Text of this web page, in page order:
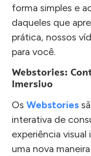
forma simples e
daqueles que
prática, nossos
para você.
Webstories:
Imersivo
Os Webstories
interativa de
experiência
uma nova